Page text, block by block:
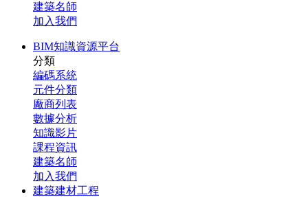
建築名師
加入我們
BIM知識資源平台
分類
編碼系統
元件分類
廠商列表
數據分析
知識影片
課程資訊
建築名師
加入我們
建築建材工程